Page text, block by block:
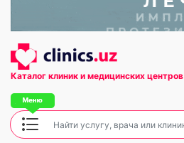
Каталог клиник и медицинских центров